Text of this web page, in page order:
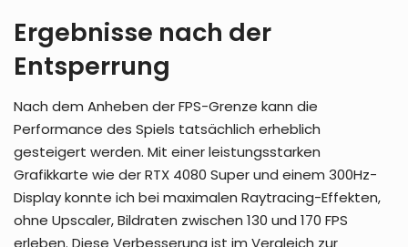
Ergebnisse nach der
Entsperrung
Nach dem Anheben der FPS-Grenze kann die
Performance des Spiels tatsächlich erheblich
gesteigert werden. Mit einer leistungsstarken
Grafikkarte wie der RTX 4080 Super und einem 300Hz-
Display konnte ich bei maximalen Raytracing-Effekten,
ohne Upscaler, Bildraten zwischen 130 und 170 FPS